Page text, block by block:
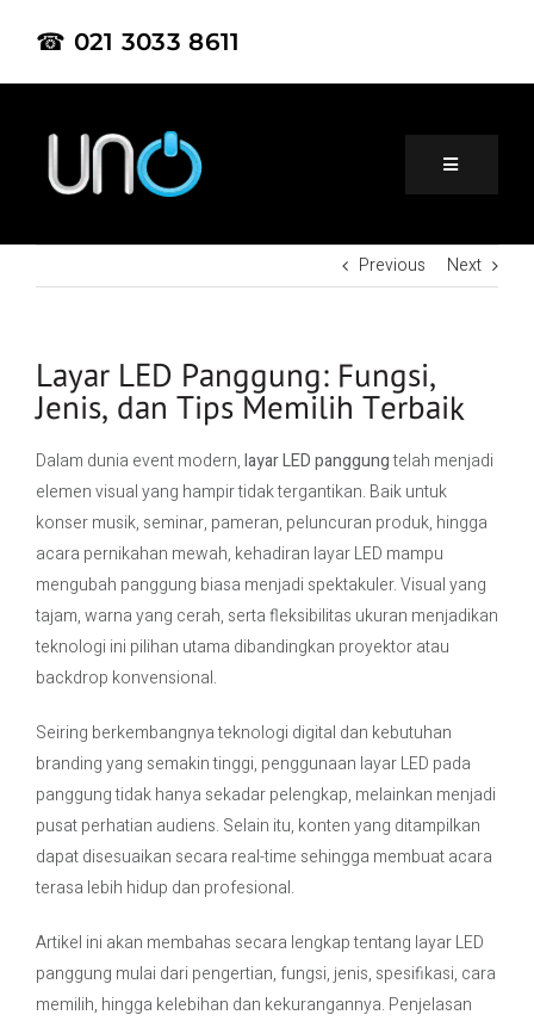
☎ 021 3033 8611
Home
Project
Contact Us
Previous Next
Layar LED Panggung: Fungsi,
Jenis, dan Tips Memilih Terbaik
Dalam dunia event modern,layar LED panggungtelah menjadi
elemen visual yang hampir tidak tergantikan. Baik untuk
konser musik, seminar, pameran, peluncuran produk, hingga
acara pernikahan mewah, kehadiran layar LED mampu
mengubah panggung biasa menjadi spektakuler. Visual yang
tajam, warna yang cerah, serta fleksibilitas ukuran menjadikan
teknologi ini pilihan utama dibandingkan proyektor atau
backdrop konvensional.
Seiring berkembangnya teknologi digital dan kebutuhan
branding yang semakin tinggi, penggunaan layar LED pada
panggung tidak hanya sekadar pelengkap, melainkan menjadi
pusat perhatian audiens. Selain itu, konten yang ditampilkan
dapat disesuaikan secara real-time sehingga membuat acara
terasa lebih hidup dan profesional.
Artikel ini akan membahas secara lengkap tentang layar LED
panggung mulai dari pengertian, fungsi, jenis, spesifikasi, cara
memilih, hingga kelebihan dan kekurangannya. Penjelasan